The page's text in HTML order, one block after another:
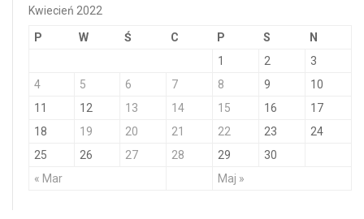
Kwiecień 2022
P W Ś C P S N
« Mar Maj »
1 2
3
4
5 6 7 8 9
10
11
12 13 14 15 16
17
18
19 20 21 22 23
24
25
26 27 28 29 30